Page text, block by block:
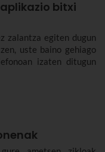
bitxi
zalantza egiten dugun
uste baino gehiago
izaten ditugun